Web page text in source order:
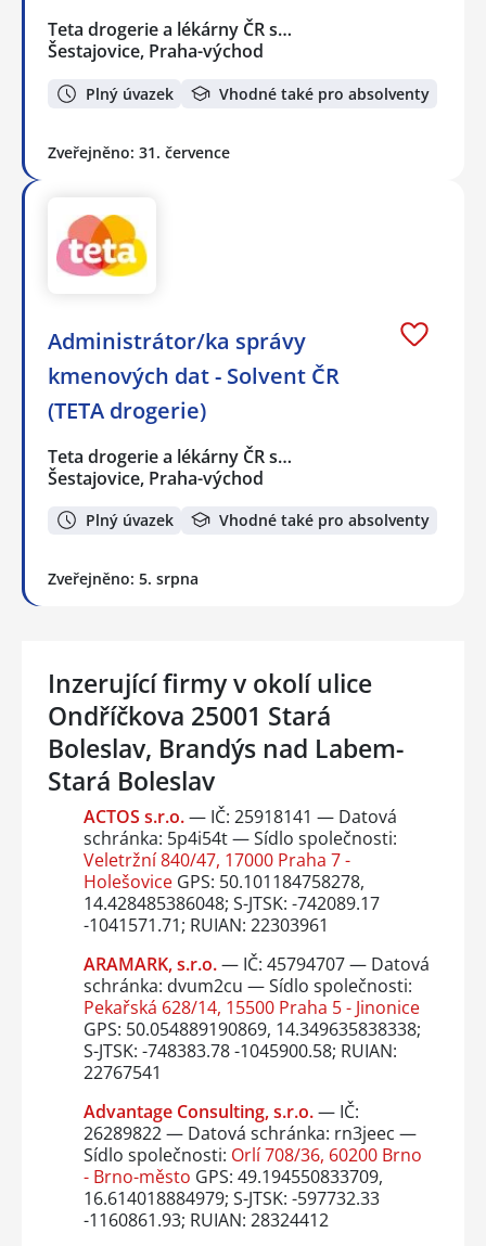
Teta drogerie a lékárny ČR s…
Šestajovice, Praha-východ
Plný úvazek Vhodné také pro absolventy
Zveřejněno: 31. července
Administrátor/ka správy
kmenových dat - Solvent ČR
(TETA drogerie)
Teta drogerie a lékárny ČR s…
Šestajovice, Praha-východ
Plný úvazek Vhodné také pro absolventy
Zveřejněno: 5. srpna
Inzerující firmy v okolí ulice
Ondříčkova 25001 Stará
Boleslav, Brandýs nad Labem-
Stará Boleslav
ACTOS s.r.o.— IČ: 25918141 — Datová
schránka: 5p4i54t — Sídlo společnosti:
Veletržní 840/47, 17000 Praha 7 -
HolešoviceGPS: 50.101184758278,
14.428485386048; S-JTSK: -742089.17
-1041571.71; RUIAN: 22303961
ARAMARK, s.r.o.— IČ: 45794707 — Datová
schránka: dvum2cu — Sídlo společnosti:
Pekařská 628/14, 15500 Praha 5 - Jinonice
GPS: 50.054889190869, 14.349635838338;
S-JTSK: -748383.78 -1045900.58; RUIAN:
22767541
Advantage Consulting, s.r.o.— IČ:
26289822 — Datová schránka: rn3jeec —
Sídlo společnosti: Orlí 708/36, 60200 Brno
- Brno-město GPS: 49.194550833709,
16.614018884979; S-JTSK: -597732.33
-1160861.93; RUIAN: 28324412